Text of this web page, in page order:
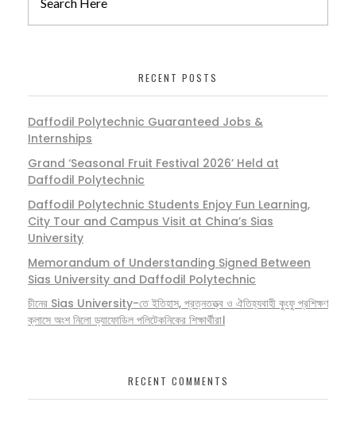
RECENT POSTS
Daffodil Polytechnic Guaranteed Jobs &
Internships
Grand ‘Seasonal Fruit Festival 2026’ Held at
Daffodil Polytechnic
Daffodil Polytechnic Students Enjoy Fun Learning,
City Tour and Campus Visit at China’s Sias
University
Memorandum of Understanding Signed Between
Sias University and Daffodil Polytechnic
চীনের Sias University-তে ইতিহাস, প্রত্নতত্ত্ব ও ঐতিহ্যবাহী কুংফু প্রশিক্ষণ
ক্লাসে অংশ নিলো ড্যাফোডিল পলিটেকনিকের শিক্ষার্থীরা।
RECENT COMMENTS